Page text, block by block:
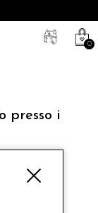
0
presso i